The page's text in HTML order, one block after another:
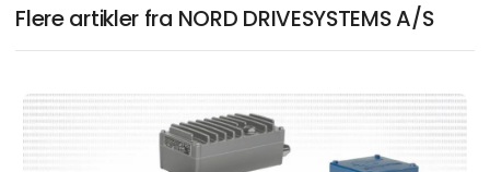
Flere artikler fra NORD DRIVESYSTEMS A/S